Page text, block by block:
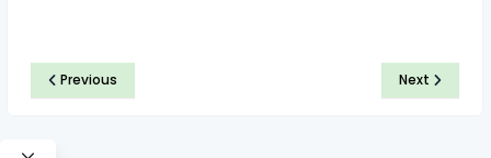
Previous Next